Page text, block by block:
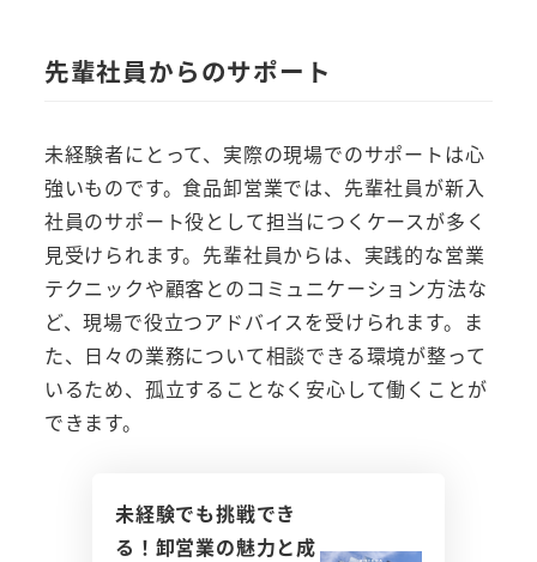
先輩社員からのサポート
未経験者にとって、実際の現場でのサポートは心
強いものです。食品卸営業では、先輩社員が新入
社員のサポート役として担当につくケースが多く
見受けられます。先輩社員からは、実践的な営業
テクニックや顧客とのコミュニケーション方法な
ど、現場で役立つアドバイスを受けられます。ま
た、日々の業務について相談できる環境が整って
いるため、孤立することなく安心して働くことが
できます。
未経験でも挑戦でき
る！卸営業の魅力と成